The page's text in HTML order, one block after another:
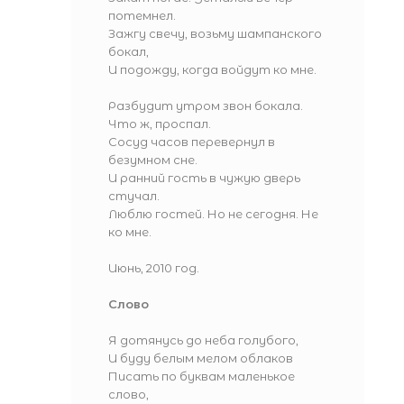
потемнел.
Зажгу свечу, возьму шампанского
бокал,
И подожду, когда войдут ко мне.
Разбудит утром звон бокала.
Что ж, проспал.
Сосуд часов перевернул в
безумном сне.
И ранний гость в чужую дверь
стучал.
Люблю гостей. Но не сегодня. Не
ко мне.
Июнь, 2010 год.
Слово
Я дотянусь до неба голубого,
И буду белым мелом облаков
Писать по буквам маленькое
слово,